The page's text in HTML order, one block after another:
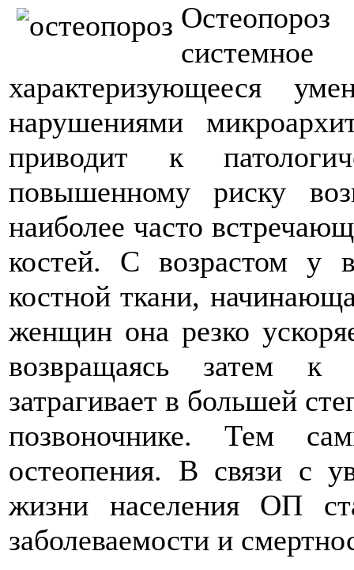
характеризующееся
нарушениями
приводит к
повышенному риску
наиболее часто
костей. С возрастом у
костной ткани,
женщин она резко
возвращаясь затем к
затрагивает в большей
позвоночнике. Тем
остеопения. В связи с
жизни населения ОП
заболеваемости и